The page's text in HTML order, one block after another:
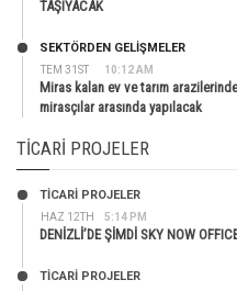
TAŞIYACAK
TEM 31ST 10:12 AM
SEKTÖRDEN GELIŞMELER
Miras kalan ev ve tarım
mirasçılar arasında yapılacak
TICARI PROJELER
HAZ 12TH 5:14 PM
TİCARİ PROJELER
DENİZLİ’DE ŞİMDİ SKY NOW
TİCARİ PROJELER